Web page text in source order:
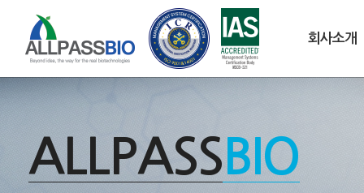
회사소개
ALLPASS BIO